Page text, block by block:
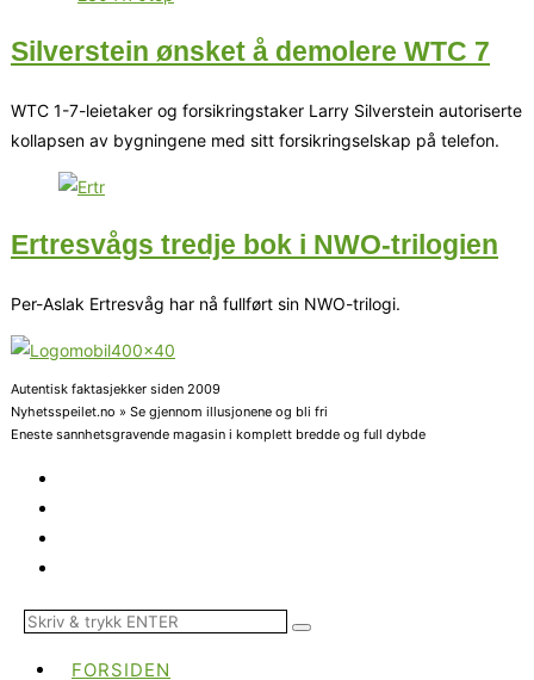
Silverstein ønsket å demolere WTC 7
WTC 1-7-leietaker og forsikringstaker Larry Silverstein autoriserte
kollapsen av bygningene med sitt forsikringselskap på telefon.
Ertresvågs tredje bok i NWO-trilogien
Per-Aslak Ertresvåg har nå fullført sin NWO-trilogi.
Autentisk faktasjekker siden 2009
Nyhetsspeilet.no » Se gjennom illusjonene og bli fri
Eneste sannhetsgravende magasin i komplett bredde og full dybde
FORSIDEN